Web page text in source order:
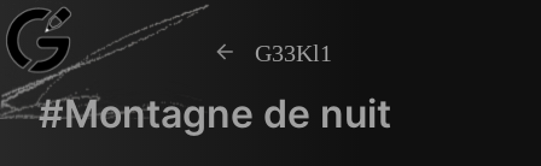
G33Kl1
#Montagne de nuit